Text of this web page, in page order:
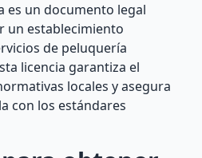
es un documento legal
un establecimiento
de peluquería
licencia garantiza el
locales y asegura
con los estándares